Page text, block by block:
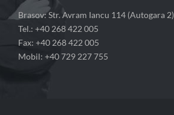
Brasov: Str. Avram Iancu 114 (Autogara 2)
Tel.: +40 268 422 005
Fax: +40 268 422 005
Mobil: +40 729 227 755